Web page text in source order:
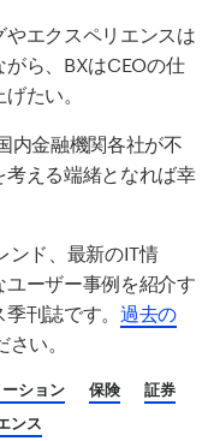
エクスペリエンスは
ら、BXはCEOの仕
たい。
内金融機関各社が不
える端緒となれば幸
ンド、最新のIT情
ーザー事例を紹介す
刊誌です。 過去の
い。
ション 保険
証券
ンス